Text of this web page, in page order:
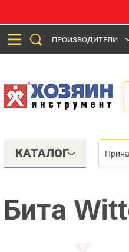
ПРОИЗВОДИТЕЛИ
КАТАЛОГ
Бита